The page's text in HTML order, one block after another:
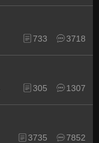
733 3718
305 1307
3735 7852